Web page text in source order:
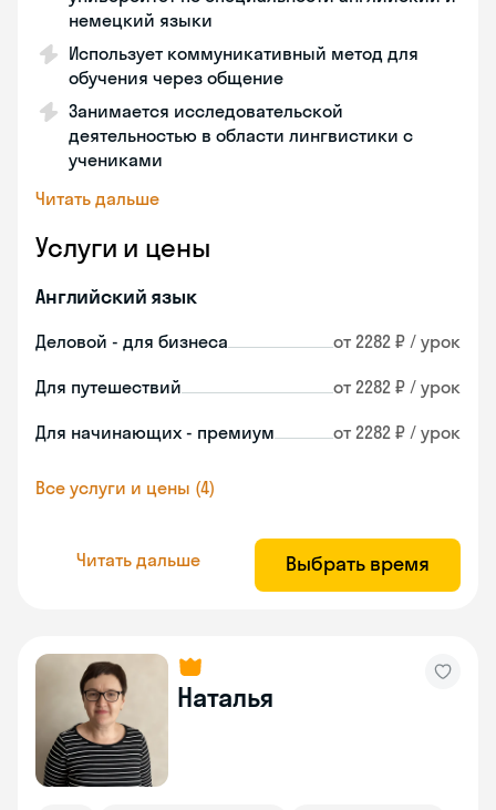
немецкий языки
Использует коммуникативный метод для
обучения через общение
Занимается исследовательской
деятельностью в области лингвистики с
учениками
Читать дальше
Услуги и цены
Английский язык
Деловой - для бизнеса от 2282 ₽ / урок
Для путешествий от 2282 ₽ / урок
Для начинающих - премиум от 2282 ₽ / урок
Все услуги и цены (4)
Читать дальше Выбрать время
Наталья